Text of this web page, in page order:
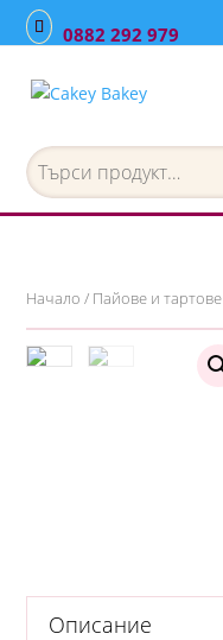
0882 292 979
Търсене
за:
Начало / Пайове и тартове
Описание